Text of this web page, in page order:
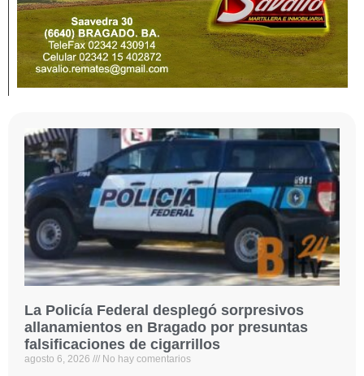
La Policía Federal desplegó sorpresivos
allanamientos en Bragado por presuntas
falsificaciones de cigarrillos
agosto 6, 2026 No hay comentarios